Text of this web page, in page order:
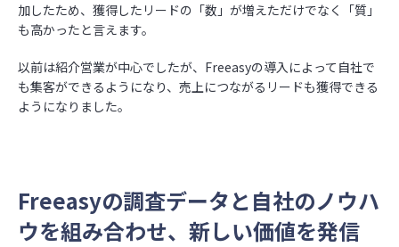
加したため、獲得したリードの「数」が増えただけでなく「質」
も高かったと言えます。
以前は紹介営業が中心でしたが、Freeasyの導入によって自社で
も集客ができるようになり、売上につながるリードも獲得できる
ようになりました。
Freeasyの調査データと自社のノウハ
ウを組み合わせ、新しい価値を発信